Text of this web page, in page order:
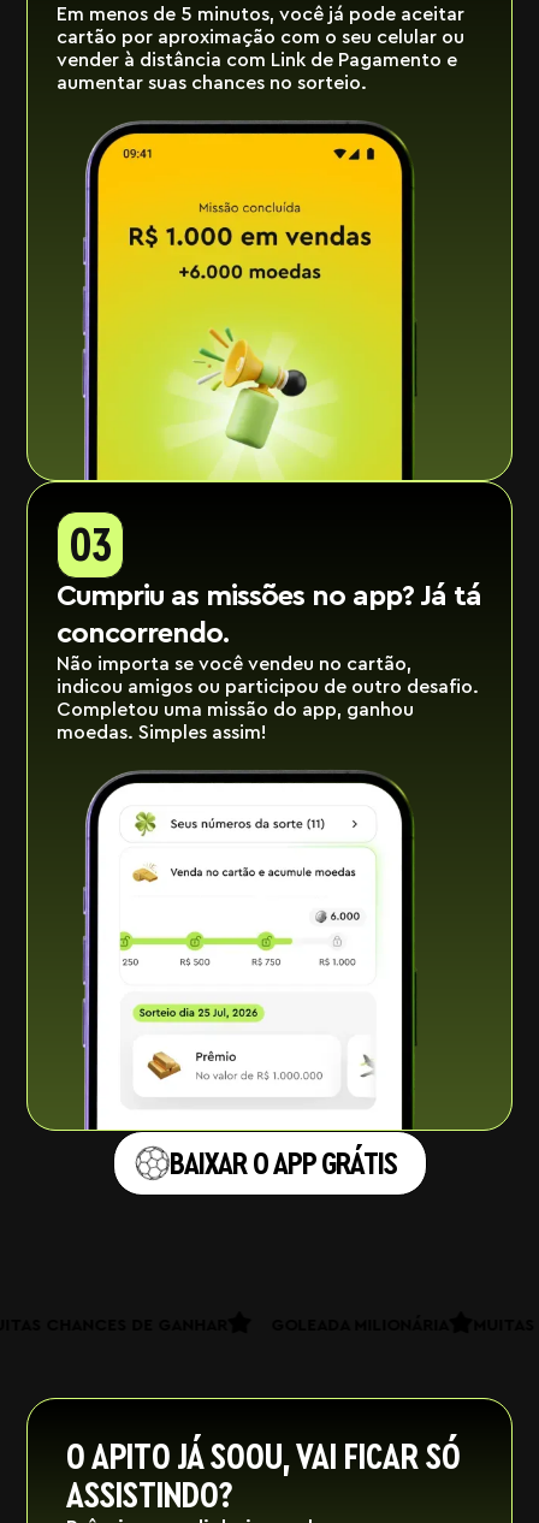
Em menos de 5 minutos, você já pode aceitar
cartão por aproximação com o seu celular ou
vender à distância com Link de Pagamento e
aumentar suas chances no sorteio.
03
Cumpriu as missões no app? Já tá
concorrendo.
Não importa se você vendeu no cartão,
indicou amigos ou participou de outro desafio.
Completou uma missão do app, ganhou
moedas. Simples assim!
BAIXAR O APP GRÁTIS
O APITO JÁ SOOU, VAI FICAR SÓ
ASSISTINDO?